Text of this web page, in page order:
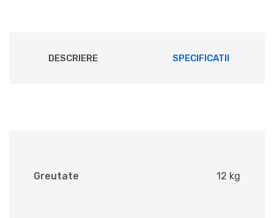
DESCRIERE SPECIFICATII
Greutate 12 kg